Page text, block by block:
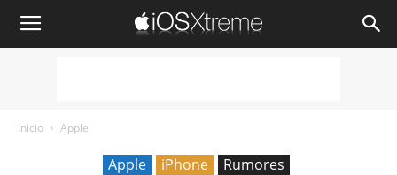
iOSXtreme
Inicio Apple
Apple iPhone Rumores